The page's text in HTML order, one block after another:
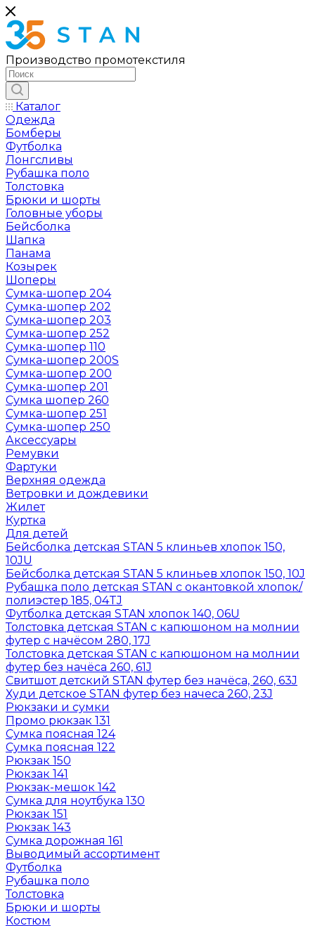
Производство промотекстиля
Каталог
Одежда
Бомберы
Футболка
Лонгсливы
Рубашка поло
Толстовка
Брюки и шорты
Головные уборы
Бейсболка
Шапка
Панама
Козырек
Шоперы
Сумка-шопер 204
Сумка-шопер 202
Сумка-шопер 203
Сумка-шопер 252
Сумка-шопер 110
Сумка-шопер 200S
Сумка-шопер 200
Сумка-шопер 201
Сумка шопер 260
Сумка-шопер 251
Сумка-шопер 250
Аксессуары
Ремувки
Фартуки
Верхняя одежда
Ветровки и дождевики
Жилет
Куртка
Для детей
Бейсболка детская STAN 5 клиньев хлопок 150,
10JU
Бейсболка детская STAN 5 клиньев хлопок 150, 10J
Рубашка поло детская STAN с окантовкой хлопок/
полиэстер 185, 04TJ
Футболка детская STAN хлопок 140, 06U
Толстовка детская STAN с капюшоном на молнии
футер с начёсом 280, 17J
Толстовка детская STAN с капюшоном на молнии
футер без начёса 260, 61J
Свитшот детский STAN футер без начёса, 260, 63J
Худи детское STAN футер без начеса 260, 23J
Рюкзаки и сумки
Промо рюкзак 131
Сумка поясная 124
Сумка поясная 122
Рюкзак 150
Рюкзак 141
Рюкзак-мешок 142
Сумка для ноутбука 130
Рюкзак 151
Рюкзак 143
Сумка дорожная 161
Выводимый ассортимент
Футболка
Рубашка поло
Толстовка
Брюки и шорты
Костюм